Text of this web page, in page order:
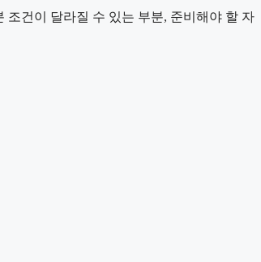
조건이 달라질 수 있는 부분, 준비해야 할 자